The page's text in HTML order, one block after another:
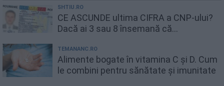
SHTIU.RO
CE ASCUNDE ultima CIFRA a CNP-ului?
Dacă ai 3 sau 8 însemană că...
TEMANANC.RO
Alimente bogate în vitamina C și D. Cum
le combini pentru sănătate și imunitate